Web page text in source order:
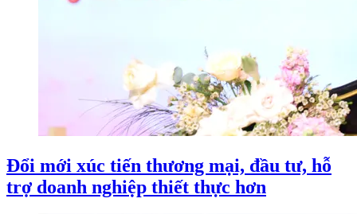
Đổi mới xúc tiến thương mại, đầu tư, hỗ
trợ doanh nghiệp thiết thực hơn